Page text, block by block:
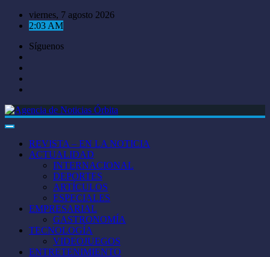
Saltar
viernes, 7 agosto 2026
2:03 AM
Síguenos
REVISTA – EN LA NOTICIA
ACTUALIDAD
INTERNACIONAL
DEPORTES
ARTÍCULOS
ESPECIALES
EMPRESARIAL
GASTRONOMÍA
TECNOLOGÍA
VIDEOJUEGOS
ENTRETENIMIENTO